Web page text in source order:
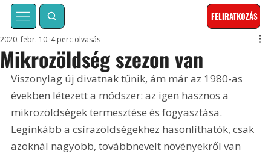
FELIRATKOZÁS
Mikrozöldség szezon van
2020. febr. 10. 4 perc olvasás
Viszonylag új divatnak tűnik, ám már az 1980-as
években létezett a módszer: az igen hasznos a
mikrozöldségek termesztése és fogyasztása.
Leginkább a csírazöldségekhez hasonlíthatók, csak
azoknál nagyobb, továbbnevelt növényekről van